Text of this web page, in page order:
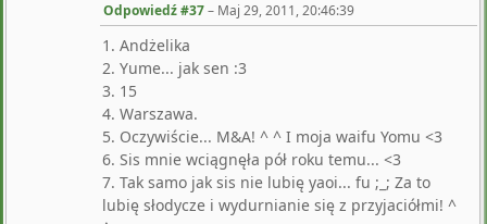
Odpowiedź #37– Maj 29, 2011, 20:46:39
1. Andżelika
2. Yume... jak sen :3
3. 15
4. Warszawa.
5. Oczywiście... M&A! ^ ^ I moja waifu Yomu <3
6. Sis mnie wciągnęła pół roku temu... <3
7. Tak samo jak sis nie lubię yaoi... fu ;_; Za to
lubię słodycze i wydurnianie się z przyjaciółmi! ^